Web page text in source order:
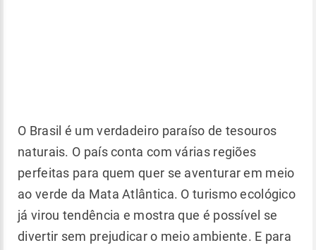
O Brasil é um verdadeiro paraíso de tesouros
naturais. O país conta com várias regiões
perfeitas para quem quer se aventurar em meio
ao verde da Mata Atlântica. O turismo ecológico
já virou tendência e mostra que é possível se
divertir sem prejudicar o meio ambiente. E para